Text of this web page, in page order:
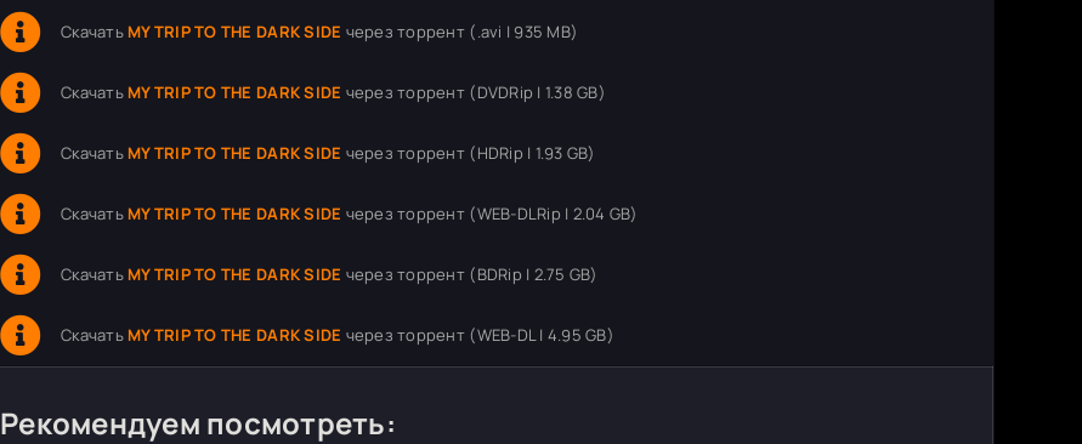
Скачать MY TRIP TO THE DARK SIDE через торрент (.avi | 935 MB)
Скачать MY TRIP TO THE DARK SIDE через торрент (DVDRip | 1.38 GB)
Скачать MY TRIP TO THE DARK SIDE через торрент (HDRip | 1.93 GB)
Скачать MY TRIP TO THE DARK SIDE через торрент (WEB-DLRip | 2.04 GB)
Скачать MY TRIP TO THE DARK SIDE через торрент (BDRip | 2.75 GB)
Скачать MY TRIP TO THE DARK SIDE через торрент (WEB-DL | 4.95 GB)
Рекомендуем посмотреть: